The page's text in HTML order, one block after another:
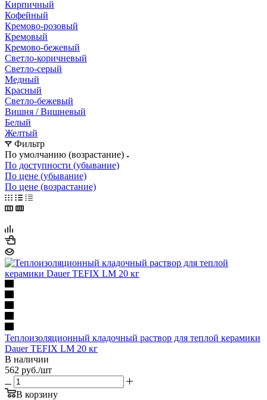
Кирпичный
Кофейный
Кремово-розовый
Кремовый
Кремово-бежевый
Светло-коричневый
Светло-серый
Медный
Красный
Светло-бежевый
Вишня / Вишневый
Белый
Желтый
Фильтр
По умолчанию (возрастание)
По доступности (убывание)
По цене (убывание)
По цене (возрастание)
Теплоизоляционный кладочный раствор для теплой керамики
Dauer TEFIX LM 20 кг
В наличии
562 руб./шт
В корзину